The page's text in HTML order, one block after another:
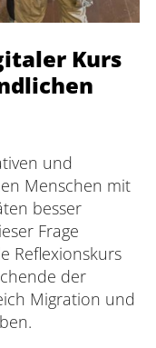
Kurs
und
Menschen mit
besser
Frage
Reflexionskurs
der
Migration und